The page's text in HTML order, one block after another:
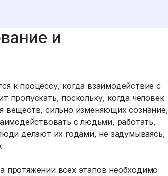
и
к процессу, когда взаимодействие с
пропускать, поскольку, когда человек
веществ, сильно изменяющих сознание,
с людьми, работать,
делают их годами, не задумываясь,
протяжении всех этапов необходимо